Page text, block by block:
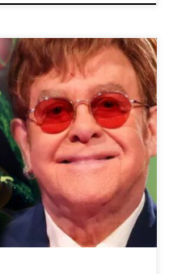
zwrócił uwagę opinii